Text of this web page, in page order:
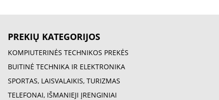
PREKIŲ KATEGORIJOS
KOMPIUTERINĖS TECHNIKOS PREKĖS
BUITINĖ TECHNIKA IR ELEKTRONIKA
SPORTAS, LAISVALAIKIS, TURIZMAS
TELEFONAI, IŠMANIEJI ĮRENGINIAI